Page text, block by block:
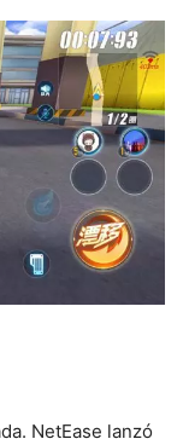
NetEase lanzó